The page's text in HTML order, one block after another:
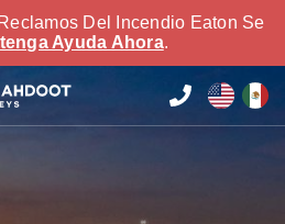
Del Incendio Eaton Se
Ayuda Ahora.